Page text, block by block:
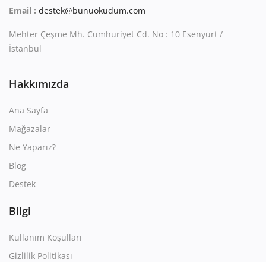
Email : destek@bunuokudum.com
Mehter Çeşme Mh. Cumhuriyet Cd. No : 10 Esenyurt /
İstanbul
Hakkımızda
Ana Sayfa
Mağazalar
Ne Yaparız?
Blog
Destek
Bilgi
Kullanım Koşulları
Gizlilik Politikası